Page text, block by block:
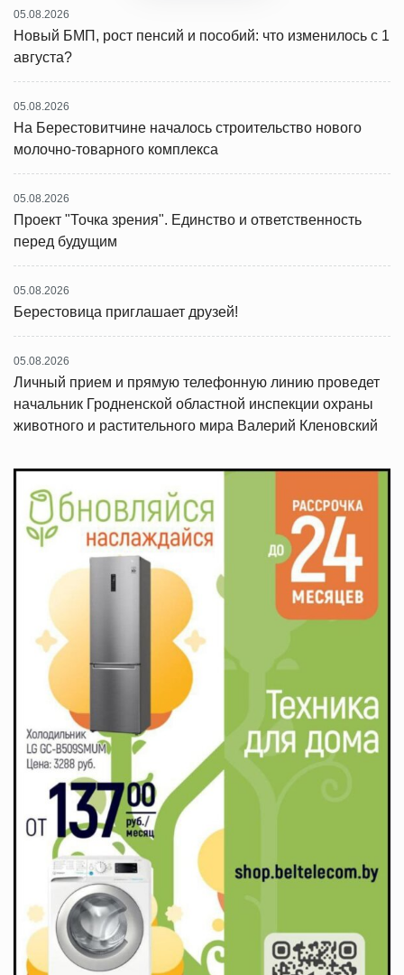
05.08.2026
Новый БМП, рост пенсий и пособий: что изменилось с 1
августа?
05.08.2026
На Берестовитчине началось строительство нового
молочно-товарного комплекса
05.08.2026
Проект "Точка зрения". Единство и ответственность
перед будущим
05.08.2026
Берестовица приглашает друзей!
05.08.2026
Личный прием и прямую телефонную линию проведет
начальник Гродненской областной инспекции охраны
животного и растительного мира Валерий Кленовский